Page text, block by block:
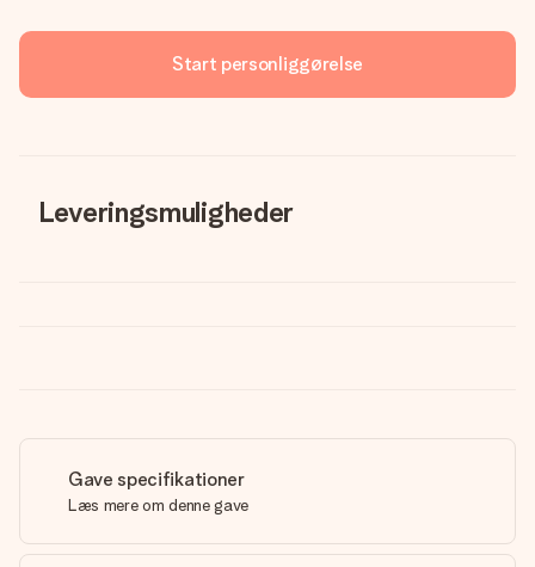
Start personliggørelse
Leveringsmuligheder
Gave specifikationer
Læs mere om denne gave